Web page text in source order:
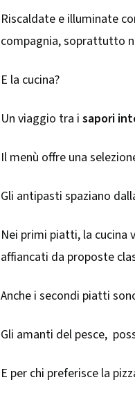
Riscaldate e illuminate
compagnia, soprattutto
E la cucina?
Un viaggio tra i sapori
Il menù offre una
Gli antipasti spaziano
Nei primi piatti, la cucina
affiancati da proposte
Anche i secondi piatti
Gli amanti del pesce,
E per chi preferisce la